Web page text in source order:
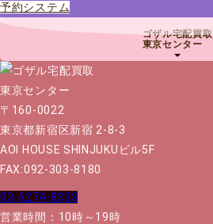
予約システム
ゴザル宅配買取
東京センター
〒160-0022
東京都新宿区新宿 2-8-3
AOI HOUSE SHINJUKUビル5F
FAX:092-303-8180
03-6274-8333
営業時間：10時～19時